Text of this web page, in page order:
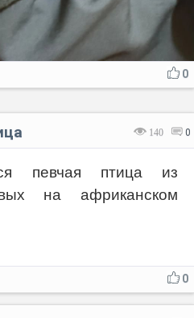
0
140 0
певчая птица из
на африканском
0